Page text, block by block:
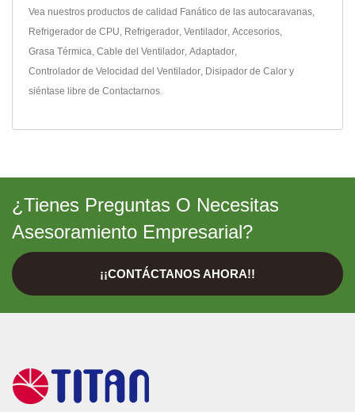
Vea nuestros productos de calidad Fanático de las autocaravanas,
Refrigerador de CPU, Refrigerador, Ventilador, Accesorios,
Grasa Térmica, Cable del Ventilador, Adaptador,
Controlador de Velocidad del Ventilador, Disipador de Calor y
siéntase libre de Contactarnos.
¿Tienes Preguntas O Necesitas
Asesoramiento Empresarial?
¡¡CONTÁCTANOS AHORA!!